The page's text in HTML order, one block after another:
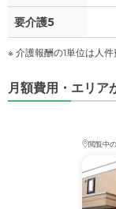
要介護5
※ 介護報酬の1単位は人
月額費用・エリア
閲覧中